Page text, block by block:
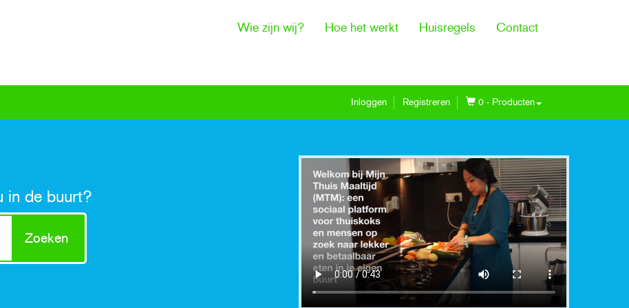
Wie zijn wij? Hoe het werkt Huisregels Contact
Inloggen Registreren 0 - Producten
in de buurt?
Zoeken